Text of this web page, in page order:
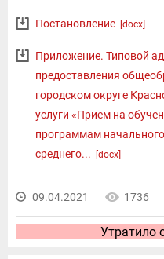
Постановление [docx]
Приложение. Типовой
предоставления
городском округе
услуги «Прием на
программам
среднего...
[docx]
09.04.2021 1736
Утратило